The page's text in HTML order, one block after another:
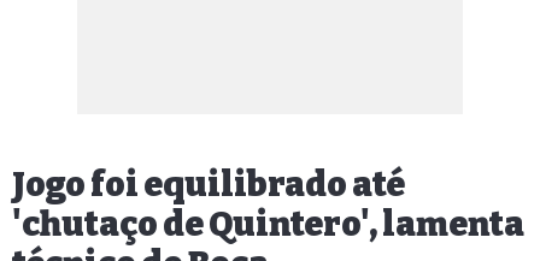
Jogo foi equilibrado até
'chutaço de Quintero', lamenta